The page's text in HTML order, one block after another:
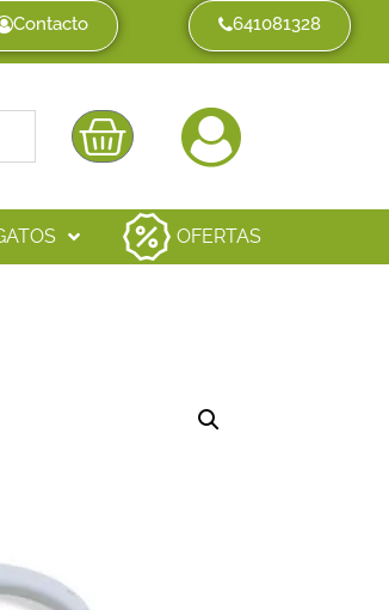
Contacto 641081328
OFERTAS